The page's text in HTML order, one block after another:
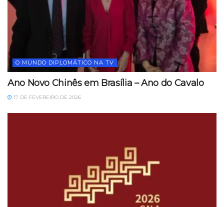
O MUNDO DIPLOMÁTICO NA TV
Ano Novo Chinês em Brasília – Ano do Cavalo
17 DE FEVEREIRO DE 2026